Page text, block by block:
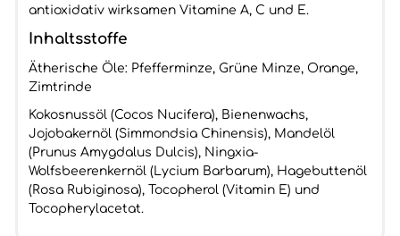
antioxidativ wirksamen Vitamine A, C und E.
Inhaltsstoffe
Ätherische Öle: Pfefferminze, Grüne Minze, Orange,
Zimtrinde
Kokosnussöl (Cocos Nucifera), Bienenwachs,
Jojobakernöl (Simmondsia Chinensis), Mandelöl
(Prunus Amygdalus Dulcis), Ningxia-
Wolfsbeerenkernöl (Lycium Barbarum), Hagebuttenöl
(Rosa Rubiginosa), Tocopherol (Vitamin E) und
Tocopherylacetat.